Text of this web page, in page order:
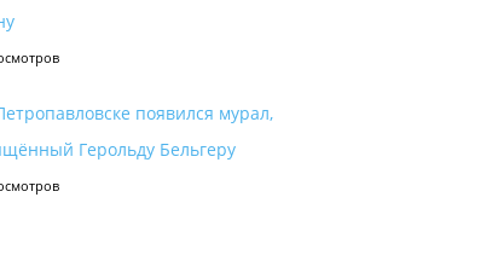
появился мурал,
Герольду Бельгеру